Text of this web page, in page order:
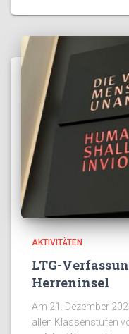
AKTIVITÄTEN
LTG-
Herreninsel
Am 21. Dezember
allen Klassenstufen